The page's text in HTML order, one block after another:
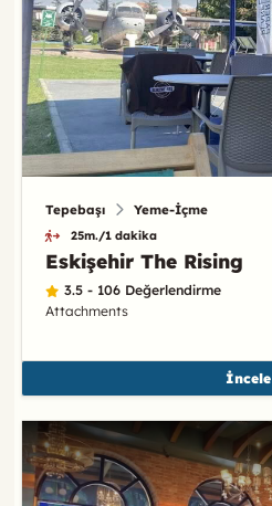
Tepebaşı Yeme-İçme
25m./1 dakika
Eskişehir The Rising
3.5 - 106 Değerlendirme
Attachments
İncele